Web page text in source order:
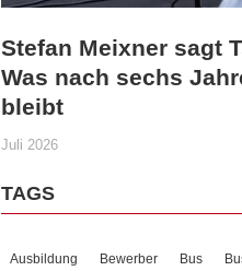
Stefan Meixner sagt
Was nach sechs
bleibt
Juli 2026
TAGS
Ausbildung Bewerber Bus